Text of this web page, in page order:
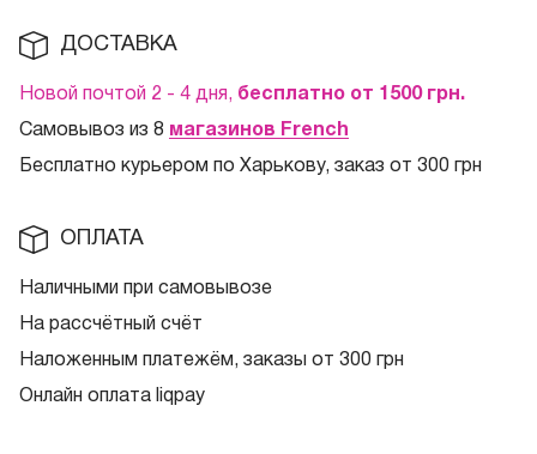
ДОСТАВКА
Новой почтой 2 - 4 дня, бесплатно от 1500 грн.
Самовывоз из 8 магазинов French
Бесплатно курьером по Харькову, заказ от 300 грн
ОПЛАТА
Наличными при самовывозе
На рассчётный счёт
Наложенным платежём, заказы от 300 грн
Онлайн оплата liqpay